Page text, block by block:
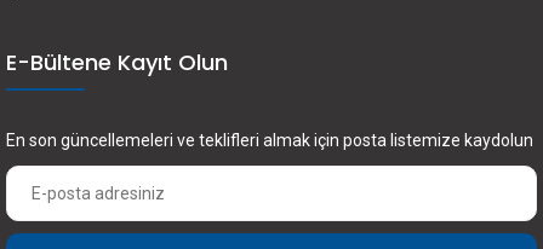
E-Bültene Kayıt Olun
En son güncellemeleri ve teklifleri almak için posta listemize kaydolun